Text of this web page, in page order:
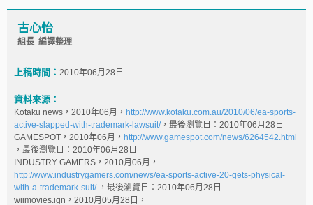
古心怡
組長 編譯整理
上稿時間： 2010年06月28日
資料來源：
Kotaku news，2010年06月， http://www.kotaku.com.au/2010/06/ea-sports-
active-slapped-with-trademark-lawsuit/，最後瀏覽日：2010年06月28日
GAMESPOT，2010年06月， http://www.gamespot.com/news/6264542.html
，最後瀏覽日：2010年06月28日
INDUSTRY GAMERS，2010月06月，
http://www.industrygamers.com/news/ea-sports-active-20-gets-physical-
with-a-trademark-suit/，最後瀏覽日：2010年06月28日
wiimovies.ign，2010月05月28日，